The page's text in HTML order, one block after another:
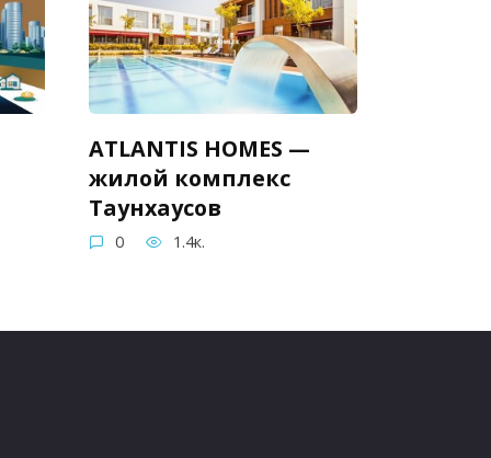
ATLANTIS HOMES —
жилой комплекс
Таунхаусов
0 1.4к.